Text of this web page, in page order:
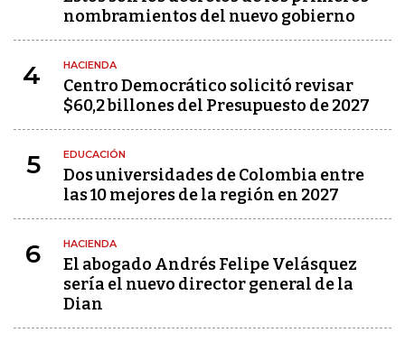
nombramientos del nuevo gobierno
4 HACIENDA
Centro Democrático solicitó revisar
$60,2 billones del Presupuesto de 2027
5 EDUCACIÓN
Dos universidades de Colombia entre
las 10 mejores de la región en 2027
6 HACIENDA
El abogado Andrés Felipe Velásquez
sería el nuevo director general de la
Dian